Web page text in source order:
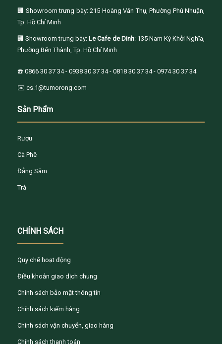
🏢 Showroom trưng bày: 215 Hoàng Văn Thụ, Phường Phú Nhuận,
Tp. Hồ Chí Minh
🏢 Showroom trưng bày: Le Cafe de Dinh: 135 Nam Kỳ Khởi Nghĩa,
Phường Bến Thành, Tp. Hồ Chí Minh
☎️ 0866 30 37 34 - 0938 30 37 34 - 0818 30 37 34 - 0974 30 37 34
✉️ cs.1@tumorong.com
Sản Phẩm
Rượu
Cà Phê
Đẳng Sâm
Trà
CHÍNH SÁCH
Quy chế hoạt động
Điều khoản giao dịch chung
Chính sách bảo mật thông tin
Chính sách kiểm hàng
Chính sách vận chuyển, giao hàng
Chính sách thanh toán